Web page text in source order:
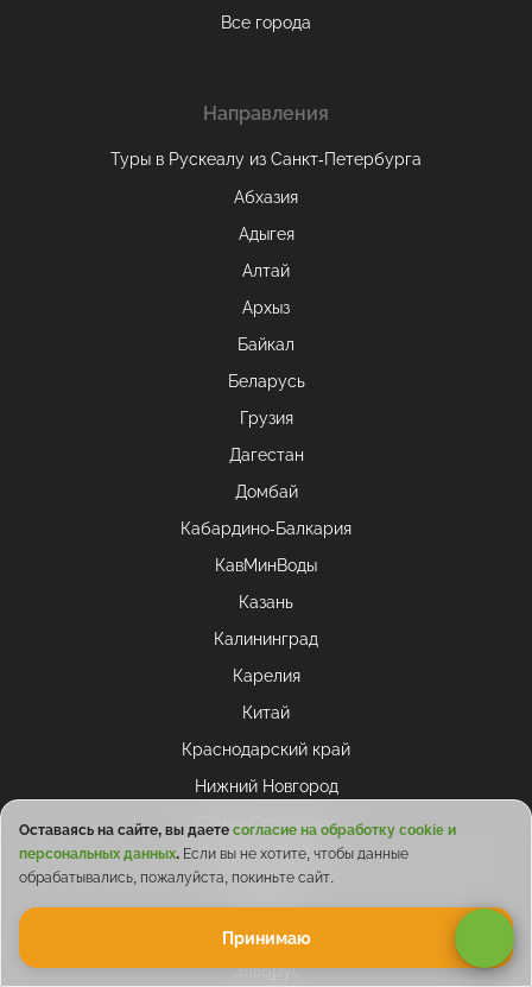
Все города
Направления
Туры в Рускеалу из Санкт‑Петербурга
Абхазия
Адыгея
Алтай
Архыз
Байкал
Беларусь
Грузия
Дагестан
Домбай
Кабардино-Балкария
КавМинВоды
Казань
Калининград
Карелия
Китай
Краснодарский край
Нижний Новгород
Санкт-Петербург
Северная Осетия
Чечня
Эльбрус
Оставаясь на сайте, вы даете согласие на обработку cookie и
персональных данных. Если вы не хотите, чтобы данные
обрабатывались, пожалуйста, покиньте сайт.
Принимаю